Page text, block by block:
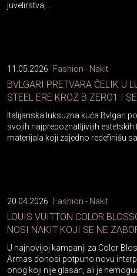
juvelirstva,...
11.05.2026 Fashion - Nakit
BVLGARI PRETVARA ČELIK U
STEEL ERE KROZ B.ZERO1 I
Italijanska luksuzna kuća Bvlgari
svojih najprepoznatljivijih
materijala koji zajedno redefinišu
20.04.2026 Fashion - Nakit
LOUIS VUITTON COLOR
NOSI NAKIT KOJI SE NE
U najnovijoj kampanji za Color
Armas donosi potpuno novu
onog koji nije glasan, ali je